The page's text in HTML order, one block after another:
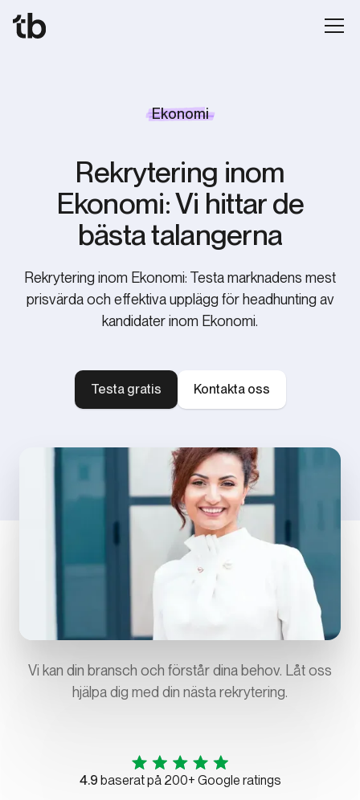
Ekonomi
Rekrytering inom
Ekonomi: Vi hittar de
bästa talangerna
Rekrytering inom Ekonomi: Testa marknadens mest
prisvärda och effektiva upplägg för headhunting av
kandidater inom Ekonomi.
Testa gratis Kontakta oss
Vi kan din bransch och förstår dina behov. Låt oss
hjälpa dig med din nästa rekrytering.
4.9 baserat på 200+ Google ratings